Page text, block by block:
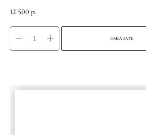
12 500 р.
ЗАКАЗАТЬ